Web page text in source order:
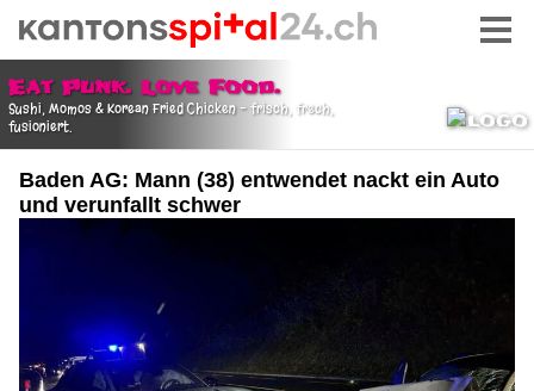
Baden AG: Mann (38) entwendet nackt ein Auto
und verunfallt schwer